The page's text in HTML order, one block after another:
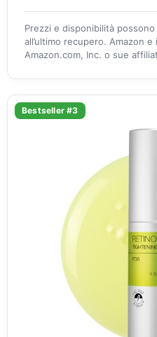
Prezzi e disponibilità
all’ultimo recupero. Amazon
Amazon.com, Inc. o sue
Bestseller #3